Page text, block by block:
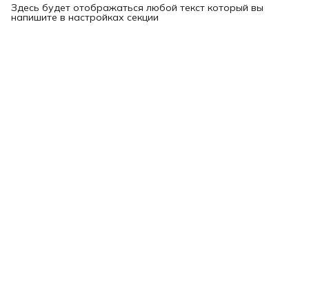
Здесь будет отображаться любой текст который вы
напишите в настройках секции